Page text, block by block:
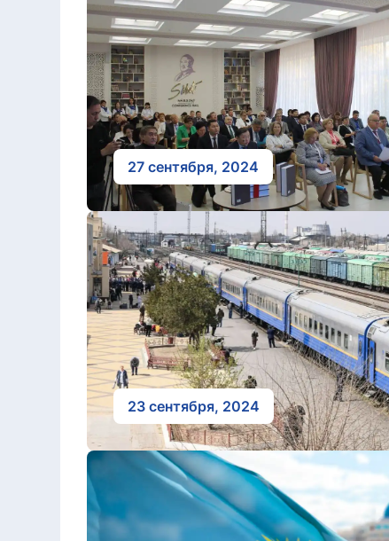
27 сентября, 2024
23 сентября, 2024